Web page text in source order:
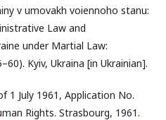
v umovakh voiennoho stanu:
Law and
under Martial Law:
Kyiv, Ukraina [in Ukrainian].
1 July 1961, Application No.
Rights. Strasbourg, 1961.